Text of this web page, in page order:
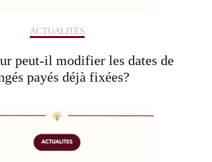
ACTUALITÉS
peut-il modifier les dates de
payés déjà fixées?